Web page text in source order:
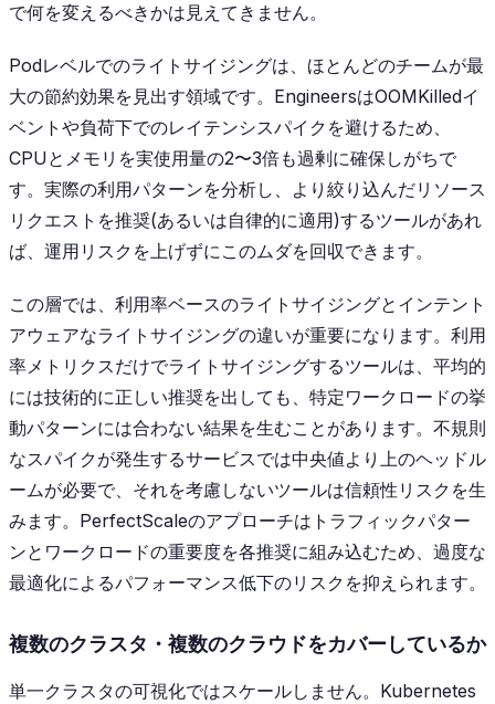
で何を変えるべきかは見えてきません。
Podレベルでのライトサイジングは、ほとんどのチームが最
大の節約効果を見出す領域です。EngineersはOOMKilledイ
ベントや負荷下でのレイテンシスパイクを避けるため、
CPUとメモリを実使用量の2〜3倍も過剰に確保しがちで
す。実際の利用パターンを分析し、より絞り込んだリソース
リクエストを推奨(あるいは自律的に適用)するツールがあれ
ば、運用リスクを上げずにこのムダを回収できます。
この層では、利用率ベースのライトサイジングとインテント
アウェアなライトサイジングの違いが重要になります。利用
率メトリクスだけでライトサイジングするツールは、平均的
には技術的に正しい推奨を出しても、特定ワークロードの挙
動パターンには合わない結果を生むことがあります。不規則
なスパイクが発生するサービスでは中央値より上のヘッドル
ームが必要で、それを考慮しないツールは信頼性リスクを生
みます。PerfectScaleのアプローチはトラフィックパター
ンとワークロードの重要度を各推奨に組み込むため、過度な
最適化によるパフォーマンス低下のリスクを抑えられます。
複数のクラスタ・複数のクラウドをカバーしているか
単一クラスタの可視化ではスケールしません。Kubernetes